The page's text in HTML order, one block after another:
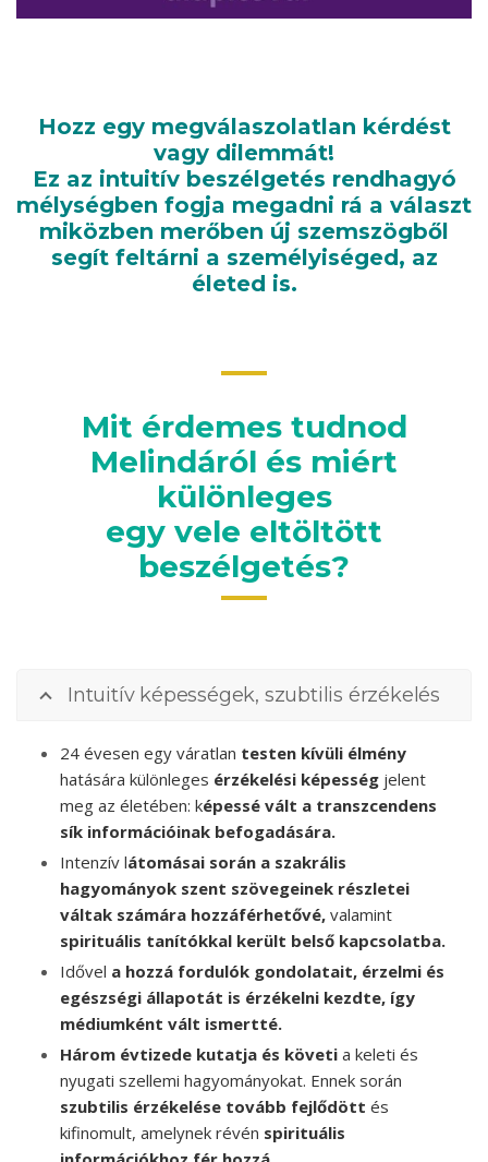
Hozz egy megválaszolatlan kérdést
vagy dilemmát!
Ez az intuitív beszélgetés rendhagyó
mélységben fogja megadni rá a választ
miközben merőben új szemszögből
segít feltárni a személyiséged, az
életed is.
Mit érdemes tudnod
Melindáról és miért
különleges
egy vele eltöltött
beszélgetés?
Intuitív képességek, szubtilis érzékelés
24 évesen egy váratlan testen kívüli élmény
hatására különleges érzékelési képesség jelent
meg az életében: képessé vált a transzcendens
sík információinak befogadására.
Intenzív látomásai során a szakrális
hagyományok szent szövegeinek részletei
váltak számára hozzáférhetővé, valamint
spirituális tanítókkal került belső kapcsolatba.
Idővel a hozzá fordulók gondolatait, érzelmi és
egészségi állapotát is érzékelni kezdte, így
médiumként vált ismertté.
Három évtizede kutatja és követi a keleti és
nyugati szellemi hagyományokat. Ennek során
szubtilis érzékelése tovább fejlődött és
kifinomult, amelynek révén spirituális